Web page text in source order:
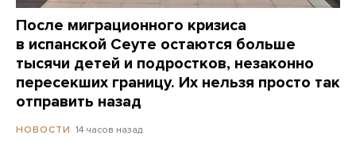
После миграционного кризиса
в испанской Сеуте остаются больше
тысячи детей и подростков, незаконно
пересекших границу. Их нельзя просто так
отправить назад
НОВОСТИ 14 часов назад